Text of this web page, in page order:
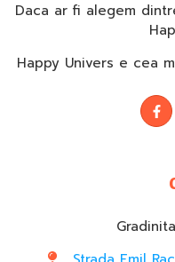
Daca ar fi alegem
Happy Univers e cea